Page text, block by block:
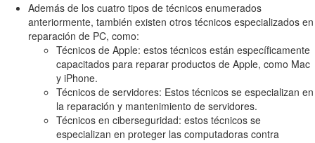
Además de los cuatro tipos de técnicos enumerados
anteriormente, también existen otros técnicos especializados en
reparación de PC, como:
Técnicos de Apple: estos técnicos están específicamente
capacitados para reparar productos de Apple, como Mac
y iPhone.
Técnicos de servidores: Estos técnicos se especializan en
la reparación y mantenimiento de servidores.
Técnicos en ciberseguridad: estos técnicos se
especializan en proteger las computadoras contra